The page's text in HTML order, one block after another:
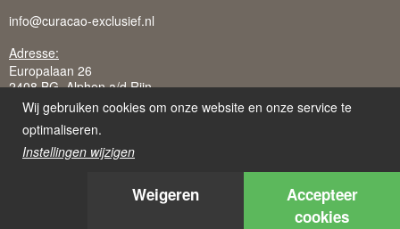
info@curacao-exclusief.nl
Adresse:
Europalaan 26
2408 BG Alphen a/d Rijn
Curacao-Exclusief is een handelsnaam van Juffermans
Vakantieverhuur B.V., ingeschreven bij K.v.K. te 's-Gravenhage:
51934701, BTW-nr: NL850231954B02 en K.v.K. te Curacao:
128871, Cribnr: 102.351.030
Wij gebruiken cookies om onze website en onze service te
optimaliseren.
Instellingen wijzigen
Weigeren
Accepteer
cookies